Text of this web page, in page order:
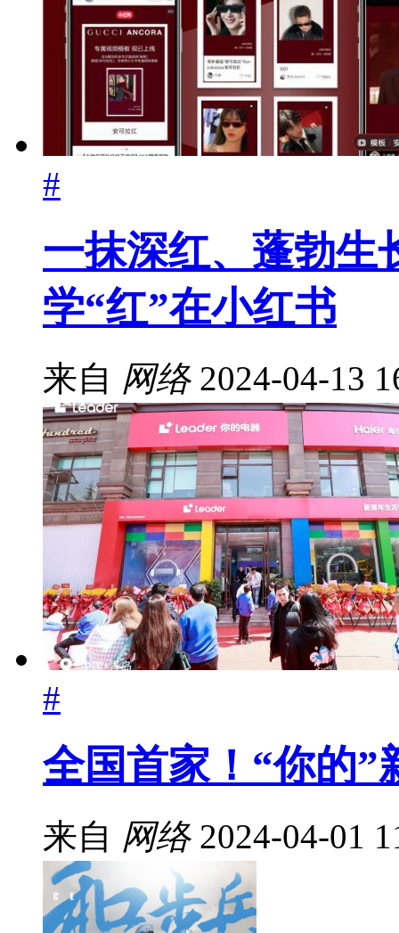
#
一抹深红、蓬勃生
学“红”在小红书
来自 网络 2024-04-13
#
全国首家！“你的”
来自 网络 2024-04-01